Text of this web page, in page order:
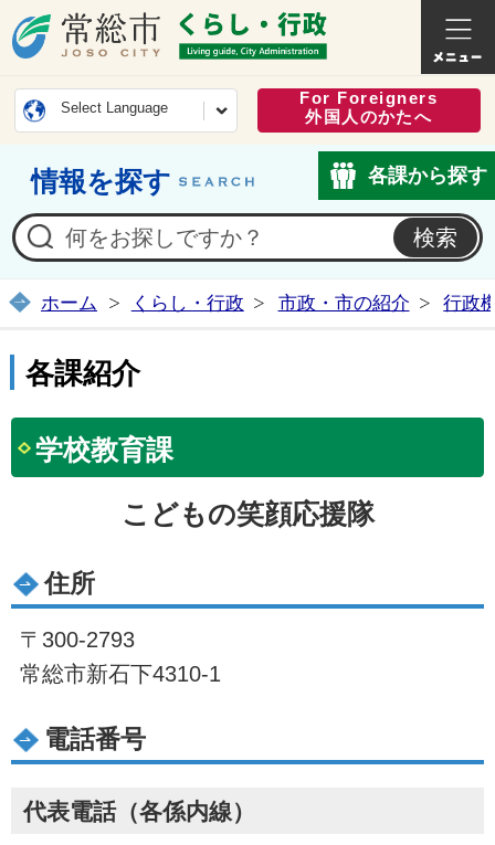
常総市公式ホームページ
くらし
Select Language
For Foreigners
外国人のかたへ
情報を探す 各課から探す
ホーム くらし・行政 市政・市の紹介 行政
各課紹介
学校教育課
こどもの笑顔応援隊
住所
〒300-2793
常総市新石下4310-1
電話番号
代表電話（各係内線）